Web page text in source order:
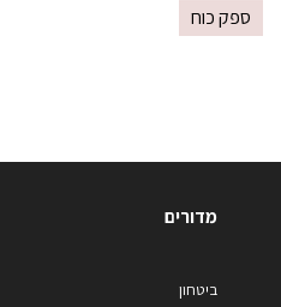
ספק כוח
מדורים
ביטחון